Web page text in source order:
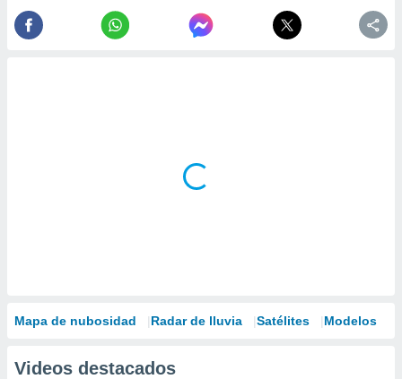
Mapa de nubosidad Radar de lluvia Satélites Modelos
Videos destacados